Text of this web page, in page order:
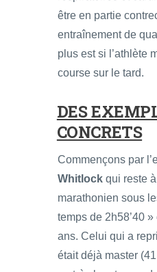
être en partie
entraînement de
plus est si l’athlète
course sur le tard.
DES
CONCRETS
Commençons par
Whitlock qui reste
marathonien sous
temps de 2h58’40
ans. Celui qui a
était déjà master